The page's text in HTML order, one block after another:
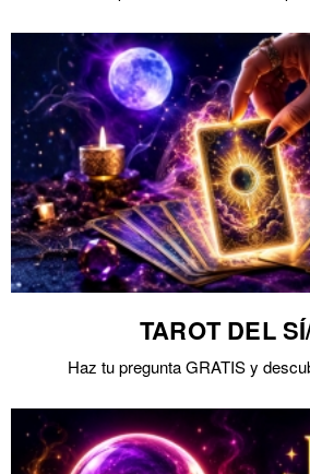
TAROT DEL
Haz tu pregunta GRATIS y